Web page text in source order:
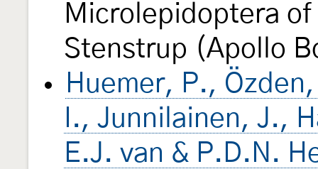
Microlepidoptera
Stenstrup (Apollo
Huemer, P.,
I., Junnilainen, J.,
E.J. van & P.D.N.